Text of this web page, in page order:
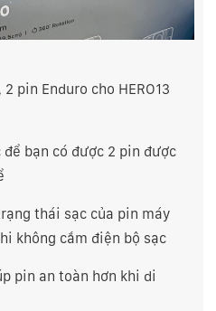
pin Enduro cho HERO13
bạn có được 2 pin được
thái sạc của pin máy
không cắm điện bộ sạc
pin an toàn hơn khi di